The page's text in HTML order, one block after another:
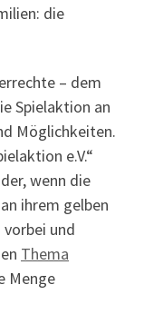
die
– dem
Spielaktion an
Möglichkeiten.
e.V.“
wenn die
ihrem gelben
und
Thema
Menge